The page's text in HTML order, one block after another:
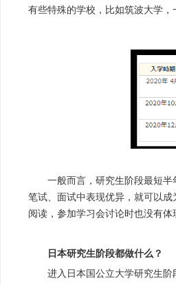
有些特殊的学校，比如筑波大学，
一般而言，研究生阶段最短
笔试、面试中表现优异，就可以
阅读，参加学习会讨论时也没有
日本研究生阶段都做什么？
进入日本国公立大学研究生